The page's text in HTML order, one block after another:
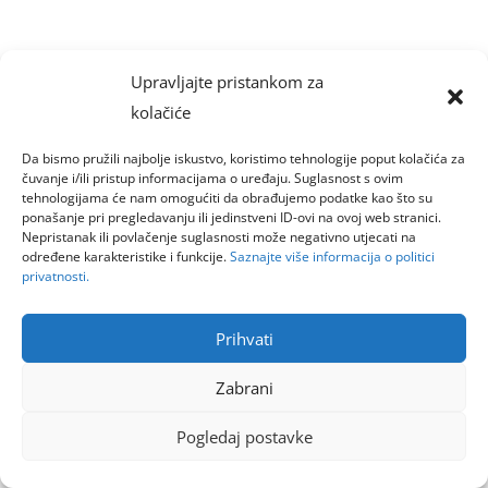
Upravljajte pristankom za
kolačiće
Da bismo pružili najbolje iskustvo, koristimo tehnologije poput kolačića za
čuvanje i/ili pristup informacijama o uređaju. Suglasnost s ovim
tehnologijama će nam omogućiti da obrađujemo podatke kao što su
ponašanje pri pregledavanju ili jedinstveni ID-ovi na ovoj web stranici.
Nepristanak ili povlačenje suglasnosti može negativno utjecati na
određene karakteristike i funkcije.Saznajte više informacija o politici
privatnosti.
Prihvati
Zabrani
Pogledaj postavke